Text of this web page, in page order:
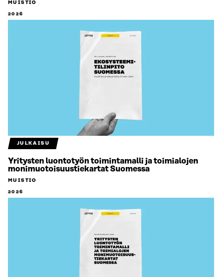
MUISTIO
2026
JULKAISU
Yritysten luontotyön toimintamalli ja toimialojen
monimuotoisuustiekartat Suomessa
MUISTIO
2026